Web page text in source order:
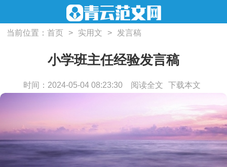
当前位置：首页 > 实用文 > 发言稿
小学班主任经验发言稿
时间：2024-05-04 08:23:30 阅读全文 下载本文